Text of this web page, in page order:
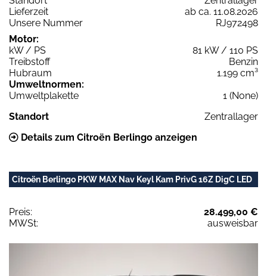
Lieferzeit
ab ca. 11.08.2026
Unsere Nummer
RJ972498
Motor:
kW / PS
81 kW / 110 PS
Treibstoff
Benzin
Hubraum
1.199 cm³
Umweltnormen:
Umweltplakette
1 (None)
Standort
Zentrallager
Details zum Citroën Berlingo anzeigen
Citroën Berlingo PKW MAX Nav Keyl Kam PrivG 16Z DigC LED
Preis:
28.499,00 €
MWSt:
ausweisbar